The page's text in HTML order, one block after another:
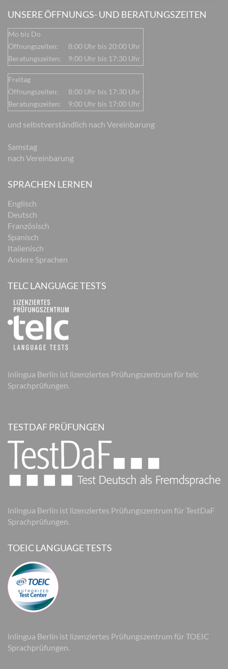
UNSERE ÖFFNUNGS- UND BERATUNGSZEITEN
Mo bis Do
Öffnungszeiten:
8:00 Uhr bis 20:00 Uhr
Beratungszeiten:
9:00 Uhr bis 17:30 Uhr
Freitag
Öffnungszeiten:
8:00 Uhr bis 17:30 Uhr
Beratungszeiten:
9:00 Uhr bis 17:00 Uhr
und selbstverständlich nach Vereinbarung
Samstag
nach Vereinbarung
SPRACHEN LERNEN
Englisch
Deutsch
Französisch
Spanisch
Italienisch
Andere Sprachen
TELC LANGUAGE TESTS
inlingua Berlin ist lizenziertes Prüfungszentrum für telc
Sprachprüfungen.
TESTDAF PRÜFUNGEN
inlingua Berlin ist lizenziertes Prüfungszentrum für TestDaF
Sprachprüfungen.
TOEIC LANGUAGE TESTS
inlingua Berlin ist lizenziertes Prüfungszentrum für TOEIC
Sprachprüfungen.